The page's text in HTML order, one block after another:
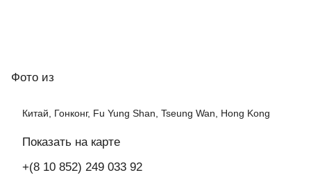
Фото из
Китай, Гонконг, Fu Yung Shan, Tseung Wan, Hong Kong
Показать на карте
+(8 10 852) 249 033 92